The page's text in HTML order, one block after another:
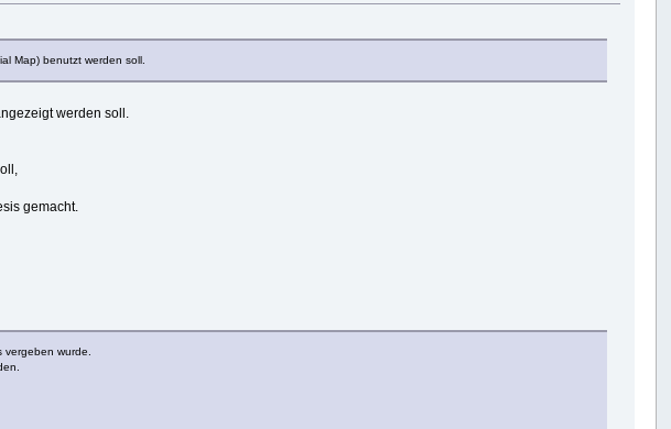
Map) benutzt werden soll.
werden soll.
gemacht.
wurde.